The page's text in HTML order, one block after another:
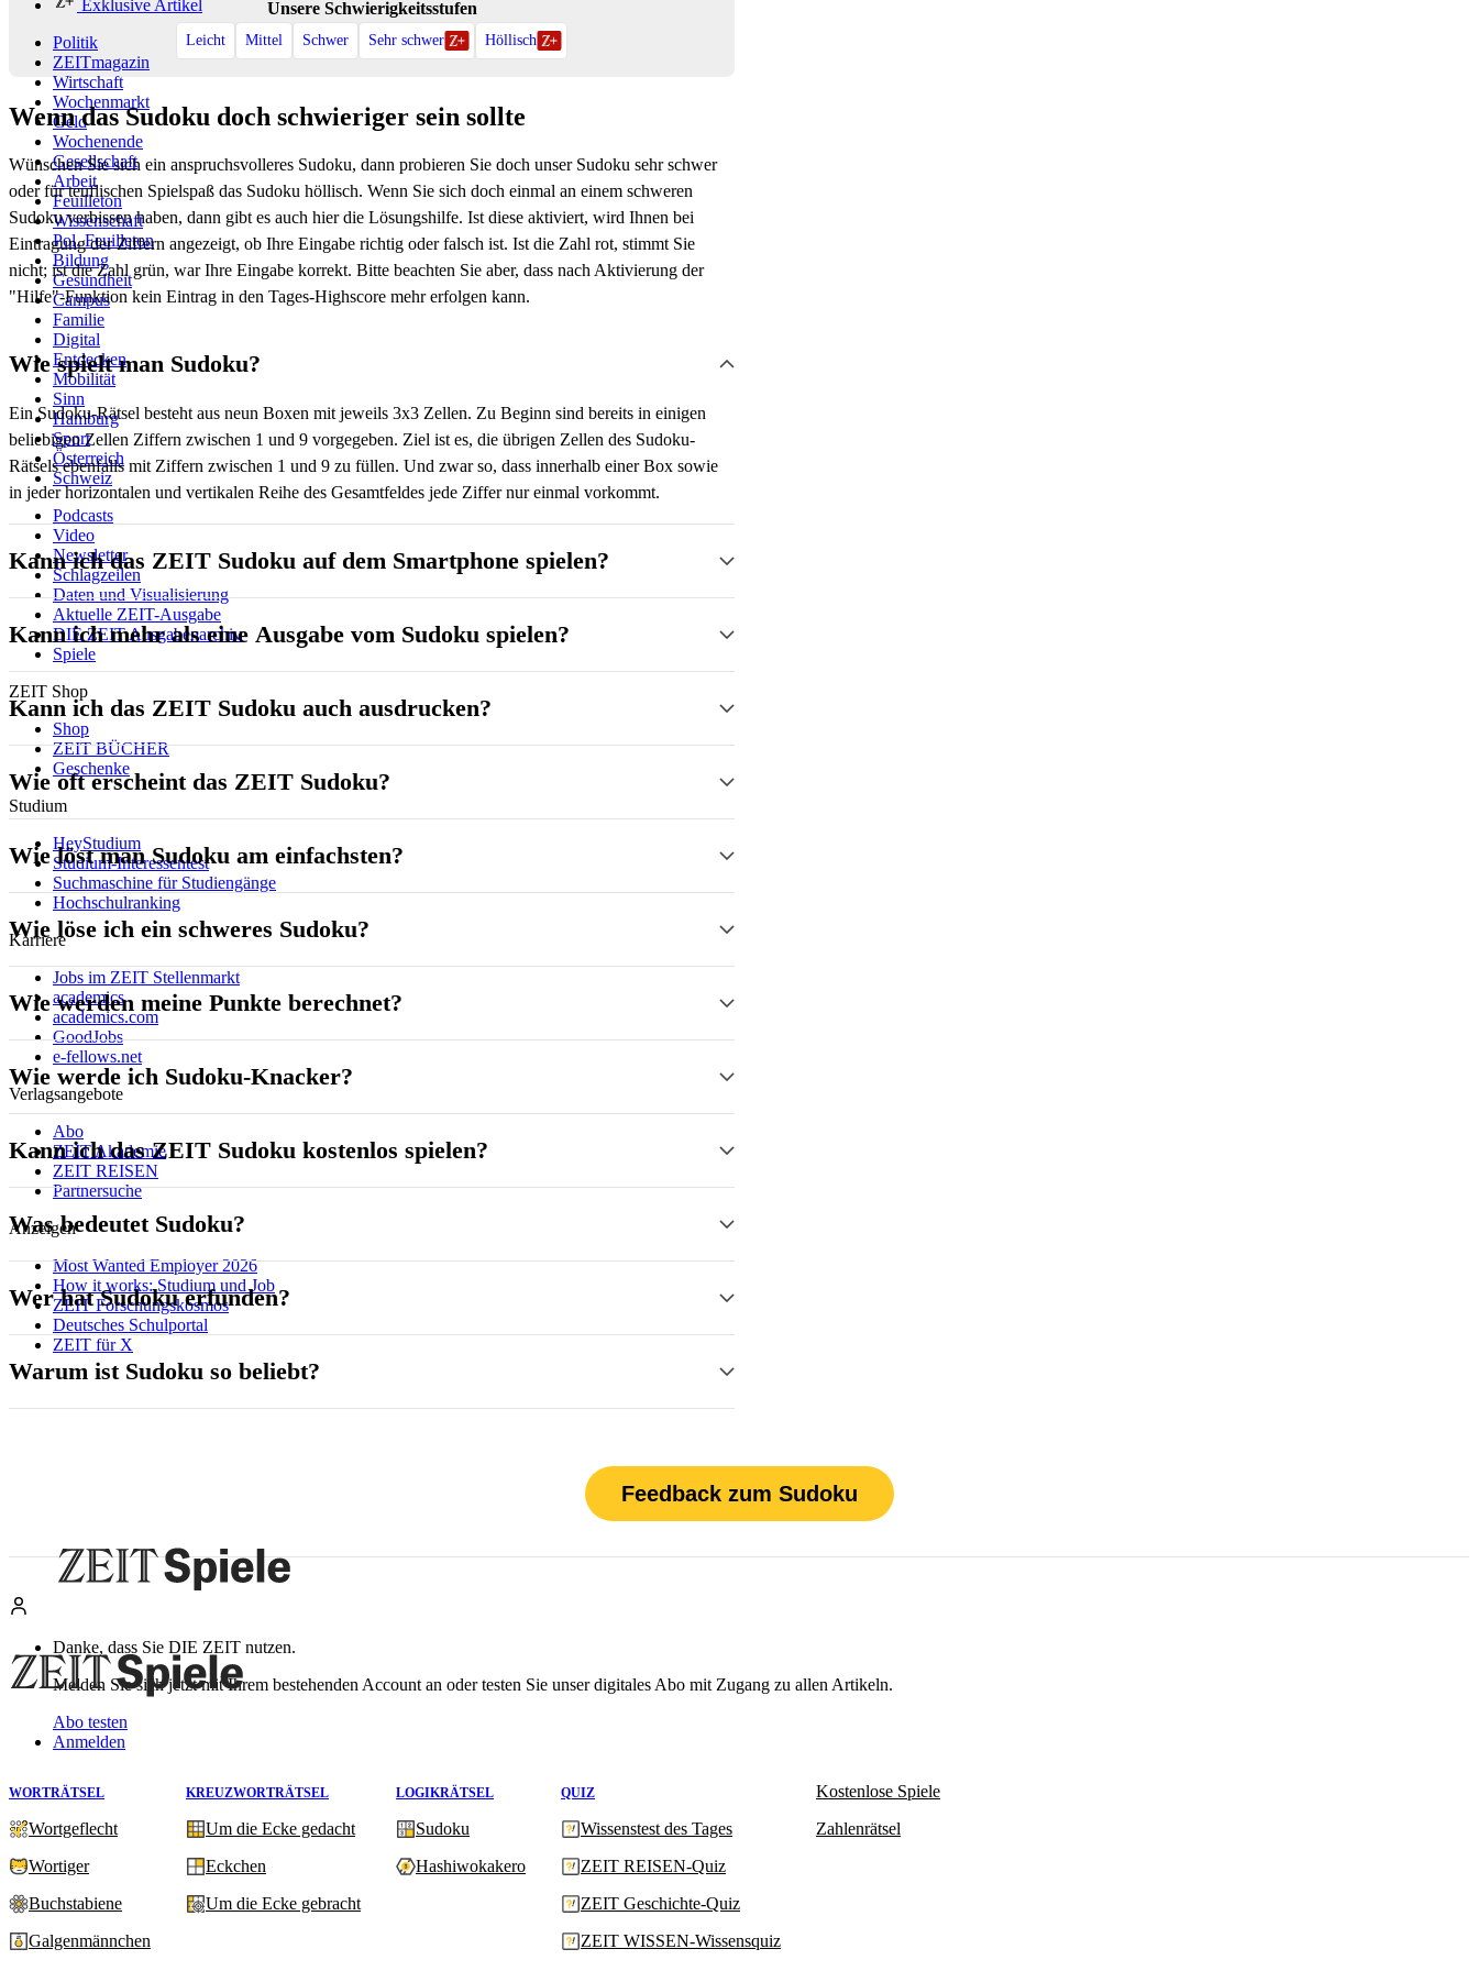
Exklusive Artikel
Politik
ZEITmagazin
Wirtschaft
Wochenmarkt
Geld
Wochenende
Gesellschaft
Arbeit
Feuilleton
Wissenschaft
Pol. Feuilleton
Bildung
Gesundheit
Campus
Familie
Digital
Entdecken
Mobilität
Sinn
Hamburg
Sport
Österreich
Schweiz
Podcasts
Video
Newsletter
Schlagzeilen
Daten und Visualisierung
Aktuelle ZEIT-Ausgabe
DIE ZEIT Ausgabenarchiv
Spiele
ZEIT Shop
Shop
ZEIT BÜCHER
Geschenke
Studium
HeyStudium
Studium-Interessentest
Suchmaschine für Studiengänge
Hochschulranking
Karriere
Jobs im ZEIT Stellenmarkt
academics
academics.com
GoodJobs
e-fellows.net
Verlagsangebote
Abo
ZEIT Akademie
ZEIT REISEN
Partnersuche
Anzeigen
Most Wanted Employer 2026
How it works: Studium und Job
ZEIT Forschungskosmos
Deutsches Schulportal
ZEIT für X
Danke, dass Sie DIE ZEIT nutzen.
Melden Sie sich jetzt mit Ihrem bestehenden Account an oder testen Sie unser digitales Abo mit Zugang zu allen Artikeln.
Abo testen
Anmelden
Unsere Schwierigkeitsstufen
Leicht Mittel Schwer Sehr schwer Höllisch
Wenn das Sudoku doch schwieriger sein sollte
Wünschen Sie sich ein anspruchsvolleres Sudoku, dann probieren Sie doch unser Sudoku sehr schwer
oder für teuflischen Spielspaß das Sudoku höllisch. Wenn Sie sich doch einmal an einem schweren
Sudoku verbissen haben, dann gibt es auch hier die Lösungshilfe. Ist diese aktiviert, wird Ihnen bei
Eintragung der Ziffern angezeigt, ob Ihre Eingabe richtig oder falsch ist. Ist die Zahl rot, stimmt Sie
nicht; ist die Zahl grün, war Ihre Eingabe korrekt. Bitte beachten Sie aber, dass nach Aktivierung der
"Hilfe"-Funktion kein Eintrag in den Tages-Highscore mehr erfolgen kann.
Wie spielt man Sudoku?
Ein Sudoku-Rätsel besteht aus neun Boxen mit jeweils 3x3 Zellen. Zu Beginn sind bereits in einigen
beliebigen Zellen Ziffern zwischen 1 und 9 vorgegeben. Ziel ist es, die übrigen Zellen des Sudoku-
Rätsels ebenfalls mit Ziffern zwischen 1 und 9 zu füllen. Und zwar so, dass innerhalb einer Box sowie
in jeder horizontalen und vertikalen Reihe des Gesamtfeldes jede Ziffer nur einmal vorkommt.
Kann ich das ZEIT Sudoku auf dem Smartphone spielen?
Kann ich mehr als eine Ausgabe vom Sudoku spielen?
Kann ich das ZEIT Sudoku auch ausdrucken?
Wie oft erscheint das ZEIT Sudoku?
Wie löst man Sudoku am einfachsten?
Wie löse ich ein schweres Sudoku?
Wie werden meine Punkte berechnet?
Wie werde ich Sudoku-Knacker?
Kann ich das ZEIT Sudoku kostenlos spielen?
Was bedeutet Sudoku?
Wer hat Sudoku erfunden?
Warum ist Sudoku so beliebt?
Feedback zum Sudoku
WORTRÄTSEL
Wortgeflecht
Wortiger
Buchstabiene
Galgenmännchen
KREUZWORTRÄTSEL
Um die Ecke gedacht
Eckchen
Um die Ecke gebracht
LOGIKRÄTSEL
Sudoku
Hashiwokakero
QUIZ
Wissenstest des Tages
ZEIT REISEN-Quiz
ZEIT Geschichte-Quiz
ZEIT WISSEN-Wissensquiz
Kostenlose Spiele
Zahlenrätsel